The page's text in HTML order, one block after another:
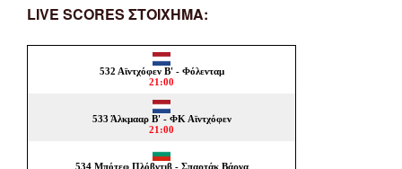
LIVE SCORES ΣΤΟΙΧΗΜΑ: